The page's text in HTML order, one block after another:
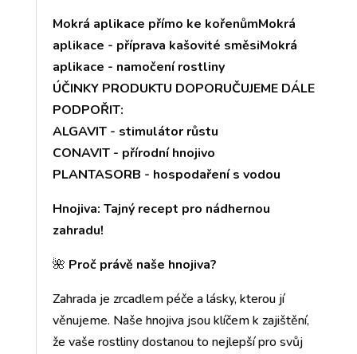
Mokrá aplikace přímo ke kořenůmMokrá
aplikace - příprava kašovité směsiMokrá
aplikace - namočení rostliny
ÚČINKY PRODUKTU DOPORUČUJEME DÁLE
PODPOŘIT:
ALGAVIT - stimulátor růstu
CONAVIT - přírodní hnojivo
PLANTASORB - hospodaření s vodou
Hnojiva: Tajný recept pro nádhernou
zahradu!
🌺 Proč právě naše hnojiva?
Zahrada je zrcadlem péče a lásky, kterou jí
věnujeme. Naše hnojiva jsou klíčem k zajištění,
že vaše rostliny dostanou to nejlepší pro svůj